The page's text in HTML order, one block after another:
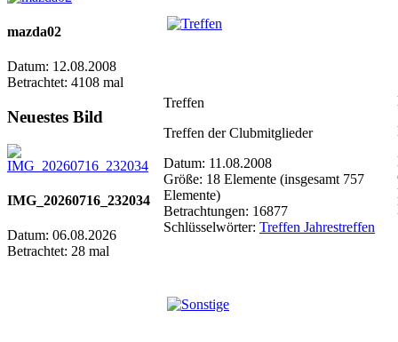
mazda02
Datum: 12.08.2008
Betrachtet: 4108 mal
Neuestes Bild
IMG_20260716_232034
Datum: 06.08.2026
Betrachtet: 28 mal
Treffen
Treffen der Clubmitglieder
Datum: 11.08.2008
Größe: 18 Elemente (insgesamt 757
Elemente)
Betrachtungen: 16877
Schlüsselwörter: Treffen Jahrestreffen